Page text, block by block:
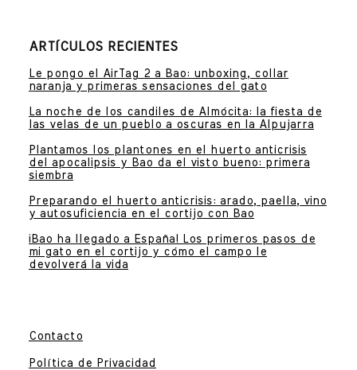
ARTÍCULOS RECIENTES
Le pongo el AirTag 2 a Bao: unboxing, collar
naranja y primeras sensaciones del gato
La noche de los candiles de Almócita: la fiesta de
las velas de un pueblo a oscuras en la Alpujarra
Plantamos los plantones en el huerto anticrisis
del apocalipsis y Bao da el visto bueno: primera
siembra
Preparando el huerto anticrisis: arado, paella, vino
y autosuficiencia en el cortijo con Bao
¡Bao ha llegado a España! Los primeros pasos de
mi gato en el cortijo y cómo el campo le
devolverá la vida
Contacto
Política de Privacidad